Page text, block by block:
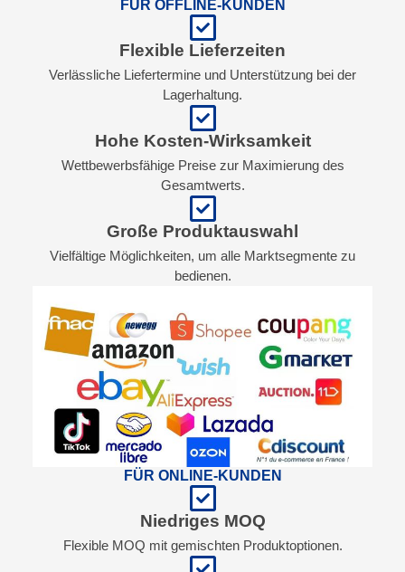
FÜR OFFLINE-KUNDEN
Flexible Lieferzeiten
Verlässliche Liefertermine und Unterstützung bei der
Lagerhaltung.
Hohe Kosten-Wirksamkeit
Wettbewerbsfähige Preise zur Maximierung des
Gesamtwerts.
Große Produktauswahl
Vielfältige Möglichkeiten, um alle Marktsegmente zu
bedienen.
FÜR ONLINE-KUNDEN
Niedriges MOQ
Flexible MOQ mit gemischten Produktoptionen.